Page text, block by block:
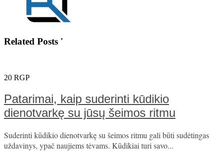
Related Posts '
20 RGP
Patarimai, kaip suderinti kūdikio
dienotvarkę su jūsų šeimos ritmu
Suderinti kūdikio dienotvarkę su šeimos ritmu gali būti sudėtingas
uždavinys, ypač naujiems tėvams. Kūdikiai turi savo...